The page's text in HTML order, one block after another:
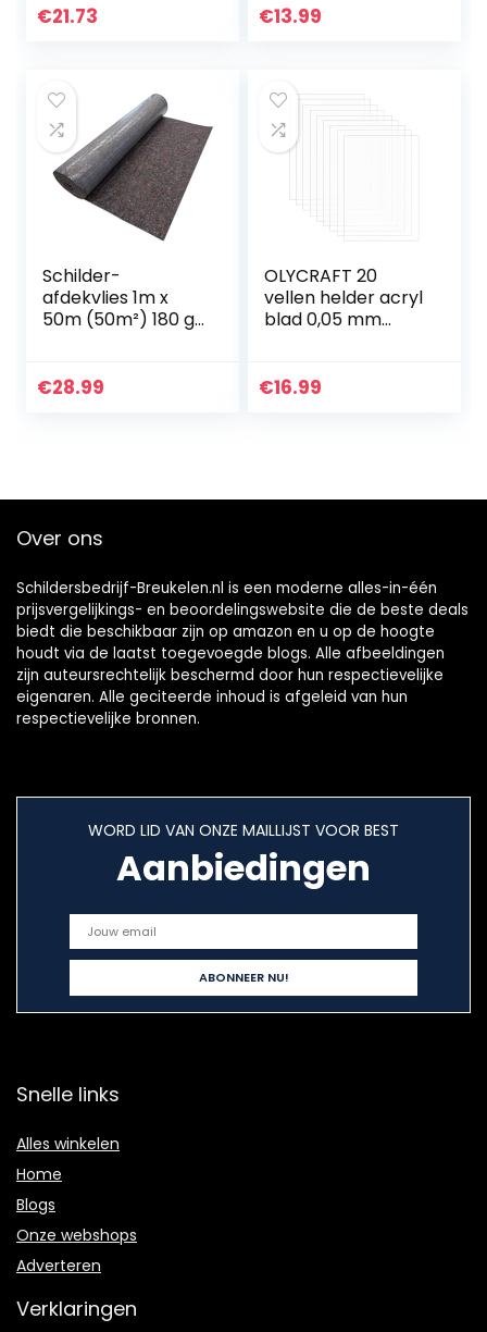
cm x 5 m
€21.73
stof en vlekken,
behangen (8 stuks
– 4x5m)
€13.99
Schilder-
afdekvlies 1m x
50m (50m²) 180 gr
€28.99
OLYCRAFT 20
vellen helder acryl
blad 0,05 mm
transparant acryl
€16.99
Over ons
Schildersbedrijf-Breukelen.nl is een moderne alles-in-één
prijsvergelijkings- en beoordelingswebsite die de beste deals
biedt die beschikbaar zijn op amazon en u op de hoogte
houdt via de laatst toegevoegde blogs. Alle afbeeldingen
zijn auteursrechtelijk beschermd door hun respectievelijke
eigenaren. Alle geciteerde inhoud is afgeleid van hun
respectievelijke bronnen.
WORD LID VAN ONZE MAILLIJST VOOR BEST
Aanbiedingen
Snelle links
Alles winkelen
Home
Blogs
Onze webshops
Adverteren
Verklaringen